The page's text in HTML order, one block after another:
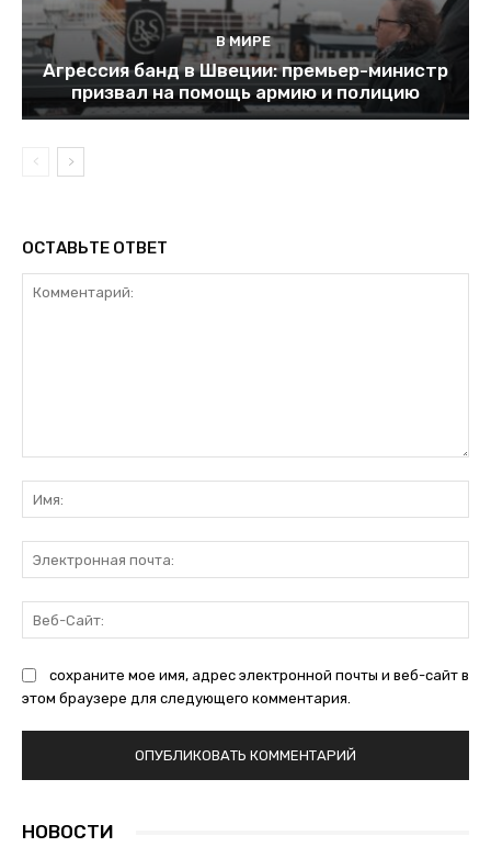
В МИРЕ
Агрессия банд в Швеции: премьер-министр
призвал на помощь армию и полицию
ОСТАВЬТЕ ОТВЕТ
сохраните мое имя, адрес электронной почты и веб-сайт в
этом браузере для следующего комментария.
НОВОСТИ